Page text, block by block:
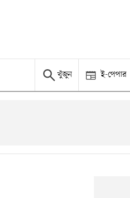
খুঁজুন ই-পেপার